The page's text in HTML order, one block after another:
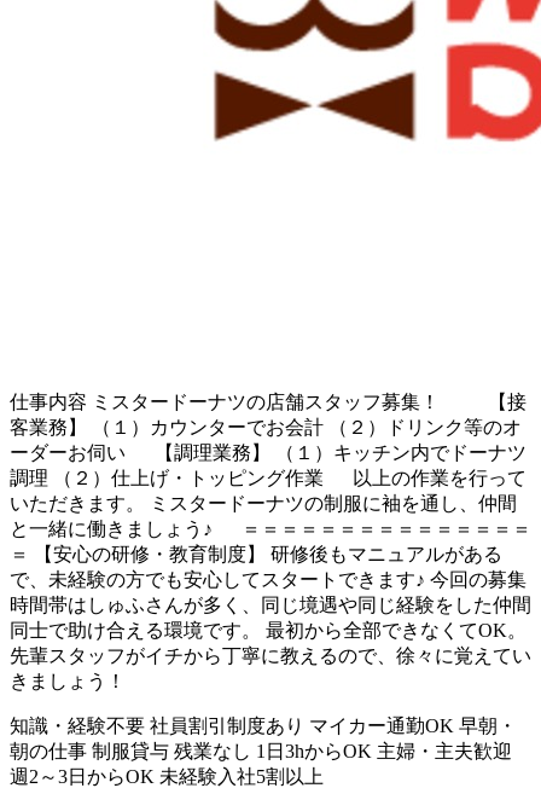
仕事内容 ミスタードーナツの店舗スタッフ募集！ 【接
客業務】 （１）カウンターでお会計 （２）ドリンク等のオ
ーダーお伺い 【調理業務】 （１）キッチン内でドーナツ
調理 （２）仕上げ・トッピング作業 以上の作業を行って
いただきます。 ミスタードーナツの制服に袖を通し、仲間
と一緒に働きましょう♪ ＝＝＝＝＝＝＝＝＝＝＝＝＝＝＝
＝ 【安心の研修・教育制度】 研修後もマニュアルがある
で、未経験の方でも安心してスタートできます♪ 今回の募集
時間帯はしゅふさんが多く、同じ境遇や同じ経験をした仲間
同士で助け合える環境です。 最初から全部できなくてOK。
先輩スタッフがイチから丁寧に教えるので、徐々に覚えてい
きましょう！
知識・経験不要 社員割引制度あり マイカー通勤OK 早朝・
朝の仕事 制服貸与 残業なし 1日3hからOK 主婦・主夫歓迎
週2～3日からOK 未経験入社5割以上